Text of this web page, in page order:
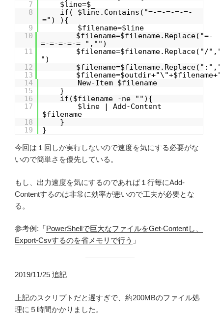
7
$line=$_
8
if( $line.Contains("=-=-=-=-=-
=") ){
9
$filename=$line
10
$filename=$filename.Replace("=-
=-=-=-=-= ","")
11
$filename=$filename.Replace("/
")
12
13
14
New-Item $filename
15
}
16
if($filename -ne ""){
17
$line | Add-Content
$filename
18
}
19
}
今回は１回しか実行しないので速度を気にする必要がな
いので簡単さを優先している。
もし、出力速度を気にするのであれば１行毎にAdd-
Contentするのは非常に効率が悪いので工夫が必要とな
る。
参考例:「PowerShellで巨大なファイルをGet-Contentし、
Export-Csvするのを省メモリで行う 」
2019/11/25 追記
上記のスクリプトだと遅すぎで、約200MBのファイル処
理に５時間かかりました。